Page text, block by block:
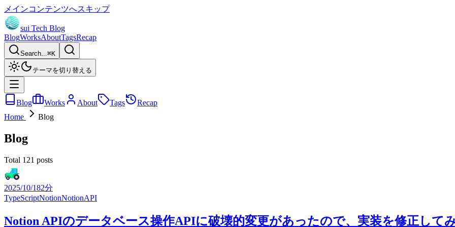
メインコンテンツへスキップ
sui Tech Blog
BlogWorksAboutTagsRecap
Search...⌘K
テーマを切り替える
Blog Works About Tags
Recap
Home
Blog
Blog
Total 121 posts
2025/10/182分
TypeScriptNotionNotionAPI
Notion APIのデータベース操作APIに破壊的変更があったので、実装を修正して